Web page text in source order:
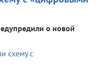
о новой